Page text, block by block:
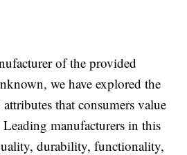
of the provided
we have explored the
that consumers value
manufacturers in this
durability, functionality,